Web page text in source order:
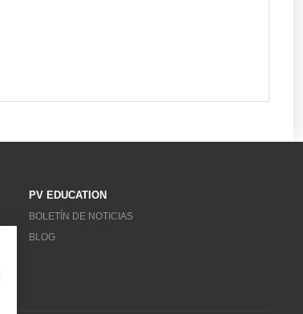
PV EDUCATION
BOLETÍN DE NOTICIAS
BLOG